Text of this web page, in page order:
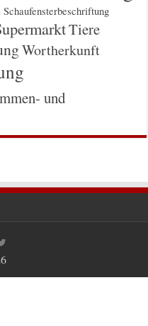
Schaufensterbeschriftung
Tiere
Wortherkunft
und